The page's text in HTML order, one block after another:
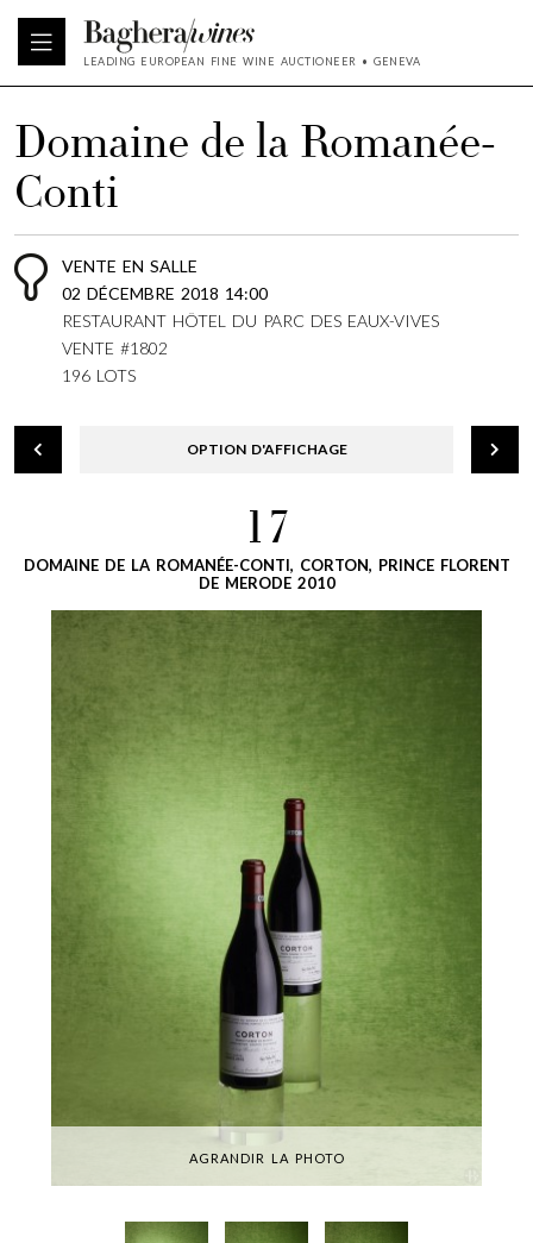
LEADING EUROPEAN FINE WINE AUCTIONEER • GENEVA
Domaine de la Romanée-
Conti
VENTE EN SALLE
02 DÉCEMBRE 2018 14:00
RESTAURANT HÔTEL DU PARC DES EAUX-VIVES
VENTE #1802
196 LOTS
OPTION D'AFFICHAGE
17
DOMAINE DE LA ROMANÉE-CONTI, CORTON, PRINCE FLORENT
DE MERODE 2010
AGRANDIR LA PHOTO